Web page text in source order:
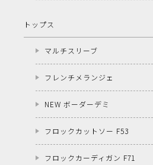
トップス
マルチスリーブ
フレンチメランジェ
NEW ボーダーデミ
フロックカットソー F53
フロックカーディガン F71